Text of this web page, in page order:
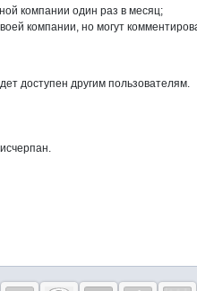
компании один раз в месяц;
компании, но могут
доступен другим пользователям.